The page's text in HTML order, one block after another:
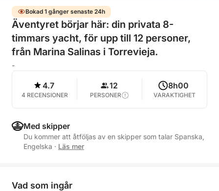
Bokad 1 gånger senaste 24h
Äventyret börjar här: din privata 8-
timmars yacht, för upp till 12 personer,
från Marina Salinas i Torrevieja.
-
4.7
4 RECENSIONER
12
PERSONER
8h00
VARAKTIGHET
Med skipper
Du kommer att åtföljas av en skipper som talar Spanska,
Engelska · Läs mer
Vad som ingår